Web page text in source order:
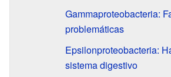
Gammaproteobacteria:
problemáticas
Epsilonproteobacteria:
sistema digestivo